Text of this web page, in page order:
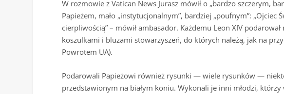
W rozmowie z Vatican News Jurasz mówił o „bardzo szczerym,
Papieżem, mało „instytucjonalnym”, bardziej „pouf­nym”: „Ojciec
cierpliwością” – mówił ambasador. Każdemu Leon XIV
koszulkami i bluzami stowarzyszeń, do których należą, jak na
Powrotem UA).
Podarowali Papieżowi również rysunki — wiele rysunków —
przedstawionym na białym koniu. Wykonali je inni młodzi,